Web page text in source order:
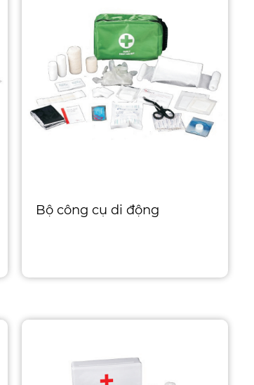
Bộ công cụ di động